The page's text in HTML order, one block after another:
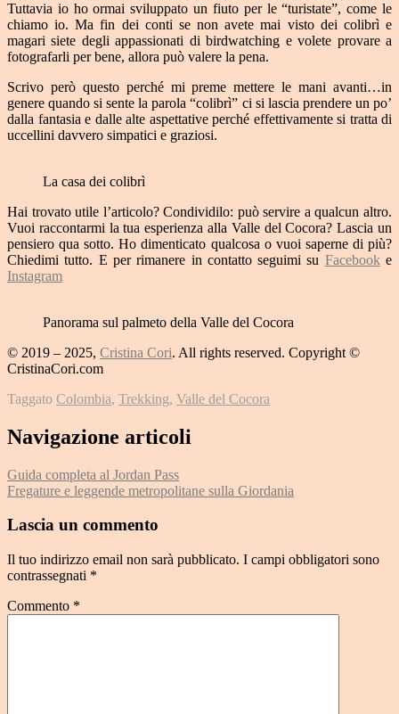
Tuttavia io ho ormai sviluppato un fiuto per le “turistate”, come le
chiamo io. Ma fin dei conti se non avete mai visto dei colibrì e
magari siete degli appassionati di birdwatching e volete provare a
fotografarli per bene, allora può valere la pena.
Scrivo però questo perché mi preme mettere le mani avanti…in
genere quando si sente la parola “colibrì” ci si lascia prendere un po’
dalla fantasia e dalle alte aspettative perché effettivamente si tratta di
uccellini davvero simpatici e graziosi.
La casa dei colibrì
Hai trovato utile l’articolo? Condividilo: può servire a qualcun altro.
Vuoi raccontarmi la tua esperienza alla Valle del Cocora? Lascia un
pensiero qua sotto. Ho dimenticato qualcosa o vuoi saperne di più?
Chiedimi tutto. E per rimanere in contatto seguimi su Facebooke
Instagram
Panorama sul palmeto della Valle del Cocora
© 2019 – 2025, Cristina Cori. All rights reserved. Copyright ©
CristinaCori.com
Taggato Colombia, Trekking, Valle del Cocora
Navigazione articoli
Guida completa al Jordan Pass
Fregature e leggende metropolitane sulla Giordania
Lascia un commento
Il tuo indirizzo email non sarà pubblicato. I campi obbligatori sono
contrassegnati *
Commento *